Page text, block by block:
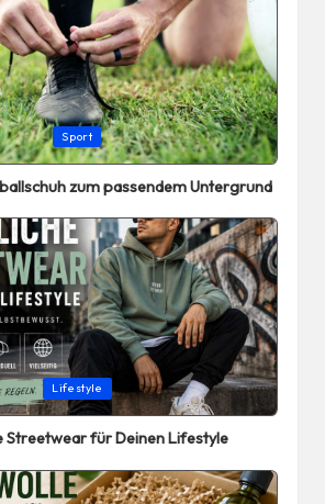
Sport
zum passendem Untergrund
Lifestyle
Streetwear für Deinen Lifestyle